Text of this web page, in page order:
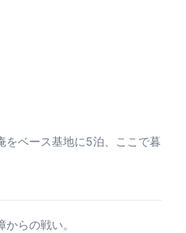
をベース基地に5泊、ここで暮
らの戦い。